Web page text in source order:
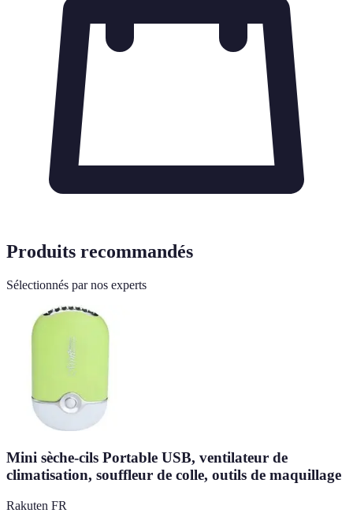
Produits recommandés
Sélectionnés par nos experts
Mini sèche-cils Portable USB, ventilateur de
climatisation, souffleur de colle, outils de maquillage
Rakuten FR